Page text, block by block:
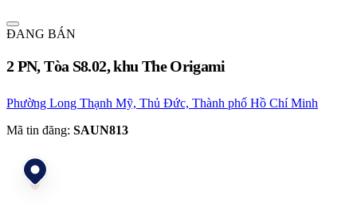
ĐANG BÁN
2 PN, Tòa S8.02, khu The Origami
Phường Long Thạnh Mỹ, Thủ Đức, Thành phố Hồ Chí Minh
Mã tin đăng: SAUN813